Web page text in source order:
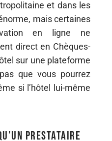
et dans les
mais certaines
en ligne ne
direct en Chèques-
sur une plateforme
que vous pourrez
si l’hôtel lui-même
prestataire